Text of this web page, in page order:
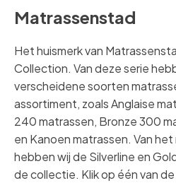
Matrassenstad
Het huismerk van
Collection. Van deze serie
verscheidene soorten
assortiment, zoals Anglaise
240 matrassen, Bronze 300
en Kanoen matrassen. Van het
hebben wij de Silverline en
de collectie. Klik op één van